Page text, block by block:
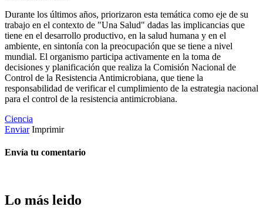
Durante los últimos años, priorizaron esta temática como eje de su
trabajo en el contexto de "Una Salud" dadas las implicancias que
tiene en el desarrollo productivo, en la salud humana y en el
ambiente, en sintonía con la preocupación que se tiene a nivel
mundial. El organismo participa activamente en la toma de
decisiones y planificación que realiza la Comisión Nacional de
Control de la Resistencia Antimicrobiana, que tiene la
responsabilidad de verificar el cumplimiento de la estrategia nacional
para el control de la resistencia antimicrobiana.
Ciencia
Enviar Imprimir
Envía tu comentario
Lo más leido